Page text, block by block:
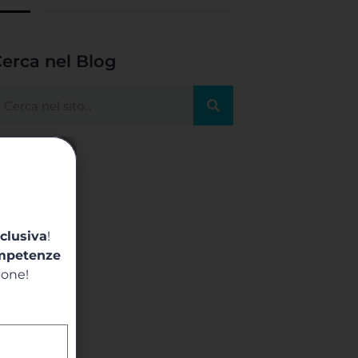
nel Blog
!